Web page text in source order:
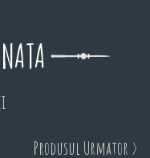
Produsul Urmator >